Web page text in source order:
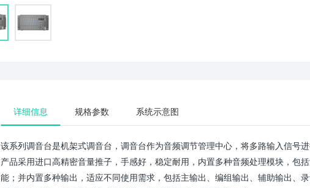
详细信息 规格参数 系统示意图
该系列调音台是机架式调音台，调音台作为音频调节管理中心，将多路输入信号
产品采用进口高精密音量推子，手感好，稳定耐用，内置多种音频处理模块，包
能；并内置多种输出，适应不同使用需求，包括主输出、编组输出、辅助输出、